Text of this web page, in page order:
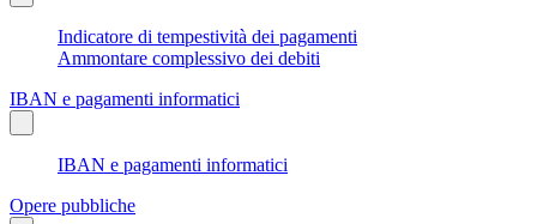
Indicatore di tempestività dei pagamenti
Ammontare complessivo dei debiti
IBAN e pagamenti informatici
IBAN e pagamenti informatici
Opere pubbliche